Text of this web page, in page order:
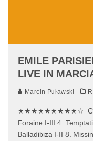
EMILE
LIVE IN
Marcin Puławski
★★★★★★★★★☆ CD:
Foraine I-III 4.
Balladibiza I-II 8.